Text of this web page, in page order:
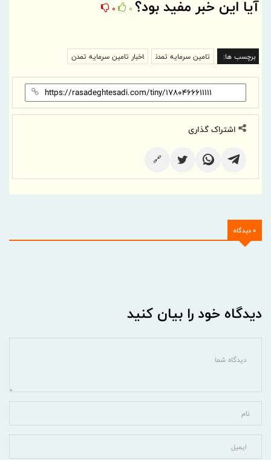
آیا این خبر مفید بود؟ 0
0
برچسب ها: تامین سرمایه تمدن اخبار تامین سرمایه تمدن
اشتراک گذاری
🔗
0 دیدگاه
دیدگاه خود را بیان کنید